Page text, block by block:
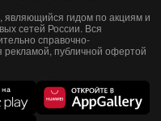
гидом по акциям и
сетей России. Вся
справочно-
публичной офертой